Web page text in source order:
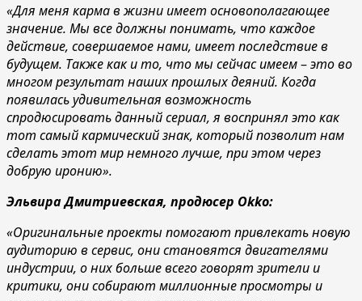
«Для меня карма в жизни имеет основополагающее
значение. Мы все должны понимать, что каждое
действие, совершаемое нами, имеет последствие в
будущем. Также как и то, что мы сейчас имеем–это во
многом результат наших прошлых деяний. Когда
появилась удивительная возможность
спродюсировать данный сериал, я воспринял это как
тот самый кармический знак, который позволит нам
сделать этот мир немного лучше, при этом через
добрую иронию».
Эльвира Дмитриевская, продюсер Okko:
«Оригинальные проекты помогают привлекать новую
аудиторию в сервис, они становятся двигателями
индустрии, о них больше всего говорят зрители и
критики, они собирают миллионные просмотры и